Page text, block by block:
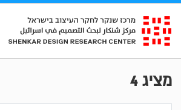
מציג4